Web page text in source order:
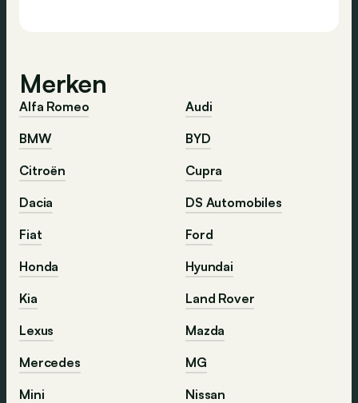
Merken
Alfa Romeo
Audi
BMW
BYD
Citroën
Cupra
Dacia
DS Automobiles
Fiat
Ford
Honda
Hyundai
Kia
Land Rover
Lexus
Mazda
Mercedes
MG
Mini
Nissan